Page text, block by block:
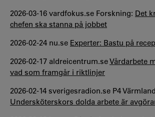
2026-03-16 vardfokus.se Forskning: Det
chefen ska stanna på jobbet
2026-02-24 nu.se Experter: Bastu på
2026-02-17 aldreicentrum.seVårdarbete
vad som framgår i riktlinjer
2026-02-14 sverigesradion.se P4 Värmland
Undersköterskors dolda arbete är